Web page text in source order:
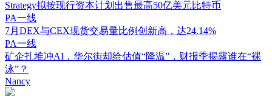
Strategy拟按现行资本计划出售最高50亿美元比特币
PA一线
7月DEX与CEX现货交易量比例创新高，达24.14%
PA一线
矿企扎堆冲AI，华尔街却给估值“降温”，财报季揭露谁在“裸
泳”？
Nancy